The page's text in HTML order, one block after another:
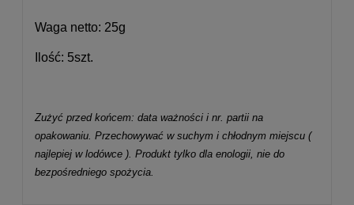
Waga netto: 25g
Ilość: 5szt.
Zużyć przed końcem: data ważności i nr. partii na
opakowaniu. Przechowywać w suchym i chłodnym miejscu (
najlepiej w lodówce ). Produkt tylko dla enologii, nie do
bezpośredniego spożycia.